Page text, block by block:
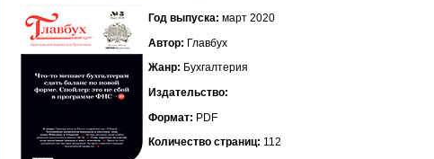
Год выпуска: март 2020
Автор: Главбух
Жанр: Бухгалтерия
Издательство:
Формат: PDF
Количество страниц: 112